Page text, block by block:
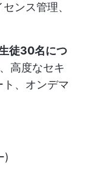
ンス管理、
徒30名につ
高度なセキ
ト、オンデマ
)